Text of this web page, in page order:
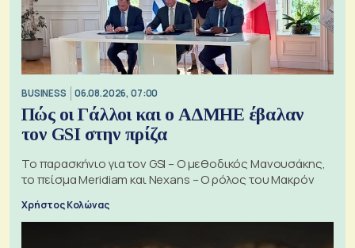
BUSINESS 06.08.2026, 07:00
Πώς οι Γάλλοι και ο ΑΔΜΗΕ έβαλαν
τον GSI στην πρίζα
Το παρασκήνιο για τον GSI – Ο μεθοδικός Μανουσάκης,
το πείσμα Meridiam και Nexans – Ο ρόλος του Μακρόν
Χρήστος Κολώνας